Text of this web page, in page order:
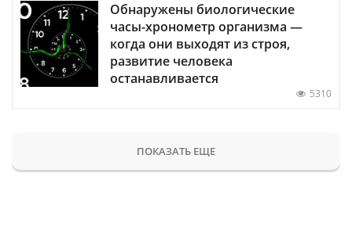
Обнаружены биологические
часы-хронометр организма —
когда они выходят из строя,
развитие человека
останавливается
5310
ПОКАЗАТЬ ЕЩЕ